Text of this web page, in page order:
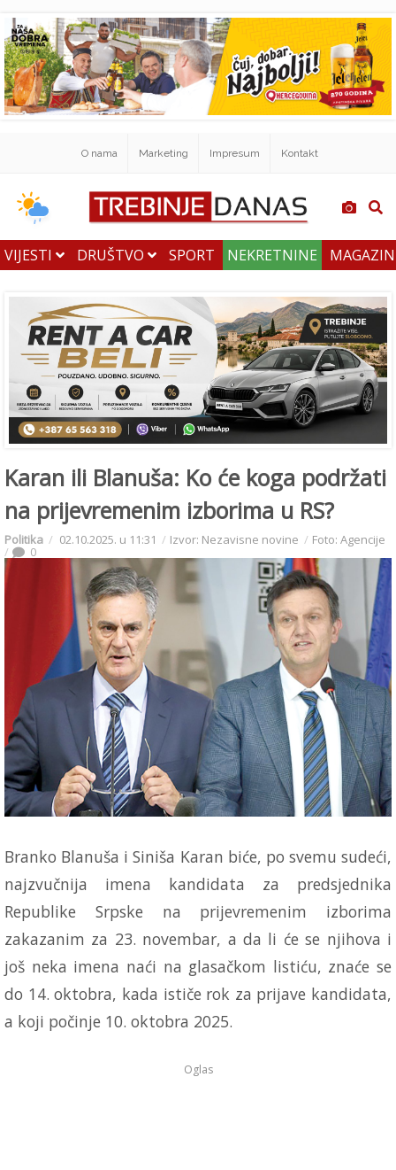
O nama Marketing Impresum Kontakt
VIJESTI DRUŠTVO SPORT NEKRETNINE
Karan ili Blanuša: Ko će koga podržati
na prijevremenim izborima u RS?
Politika 02.10.2025. u 11:31 Izvor: Nezavisne novine Foto: Agencije
0
Branko Blanuša i Siniša Karan biće, po svemu sudeći,
najzvučnija imena kandidata za predsjednika
Republike Srpske na prijevremenim izborima
zakazanim za 23. novembar, a da li će se njihova i
još neka imena naći na glasačkom listiću, znaće se
do 14. oktobra, kada ističe rok za prijave kandidata,
a koji počinje 10. oktobra 2025.
Oglas